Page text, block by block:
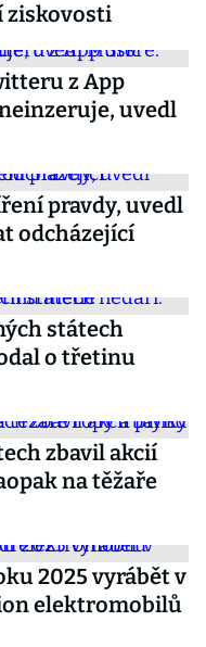
ziskovosti
z App
uvedl
pravdy, uvedl
odcházející
státech
o třetinu
zbavil akcií
na těžaře
2025 vyrábět v
elektromobilů